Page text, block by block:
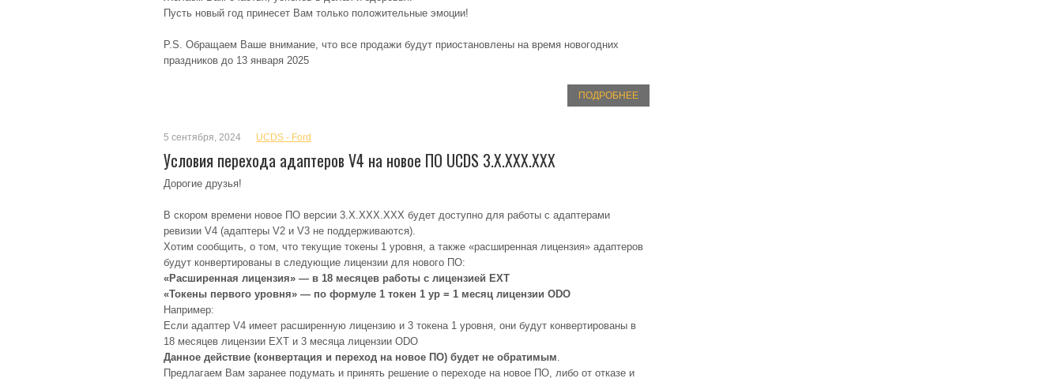
Пусть новый год принесет Вам только положительные эмоции!
P.S. Обращаем Ваше внимание, что все продажи будут приостановлены на время новогодних
праздников до 13 января 2025
ПОДРОБНЕЕ
5 сентября, 2024 UCDS - Ford
Условия перехода адаптеров V4 на новое ПО UCDS 3.X.XXX.XXX
Дорогие друзья!
В скором времени новое ПО версии 3.X.XXX.XXX будет доступно для работы с адаптерами
ревизии V4 (адаптеры V2 и V3 не поддерживаются).
Хотим сообщить, о том, что текущие токены 1 уровня, а также «расширенная лицензия» адаптеров
будут конвертированы в следующие лицензии для нового ПО:
«Расширенная лицензия» — в 18 месяцев работы с лицензией EXT
«Токены первого уровня» — по формуле 1 токен 1 ур = 1 месяц лицензии ODO
Например:
Если адаптер V4 имеет расширенную лицензию и 3 токена 1 уровня, они будут конвертированы в
18 месяцев лицензии EXT и 3 месяца лицензии ODO
Данное действие (конвертация и переход на новое ПО) будет не обратимым.
Предлагаем Вам заранее подумать и принять решение о переходе на новое ПО, либо от отказе и